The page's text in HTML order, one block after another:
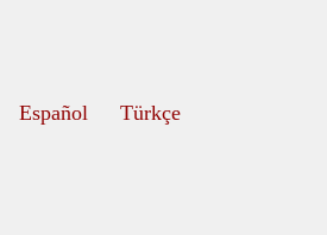
Español Türkçe